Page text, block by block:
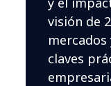
visión de
mercados
claves